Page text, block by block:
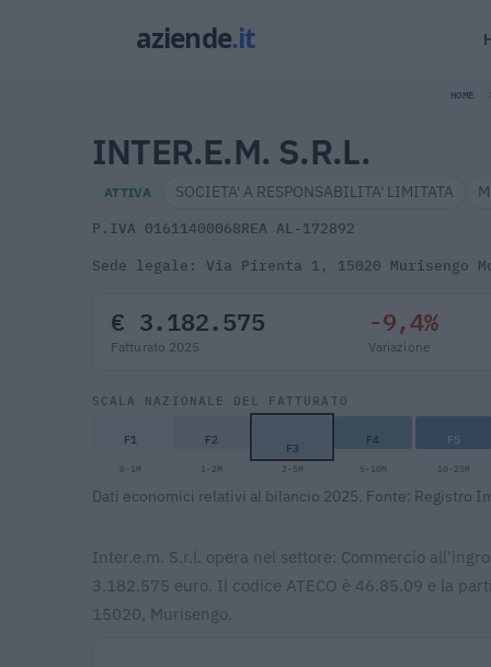
HOME
INTER.E.M. S.R.L.
ATTIVA SOCIETA' A RESPONSABILITA' LIMITATA
P.IVA 01611400068REA AL-172892
Sede legale: Via Pirenta 1, 15020 Murisengo
€ 3.182.575
Fatturato 2025
-9,4%
Variazione
SCALA NAZIONALE DEL FATTURATO
F1 F2 F3 F4 F5
0-1M 1-2M 2-5M 5-10M 10-25M
Dati economici relativi al bilancio 2025. Fonte: Registro
Inter.e.m. S.r.l. opera nel settore: Commercio
3.182.575 euro. Il codice ATECO è 46.85.09 e la
15020, Murisengo.